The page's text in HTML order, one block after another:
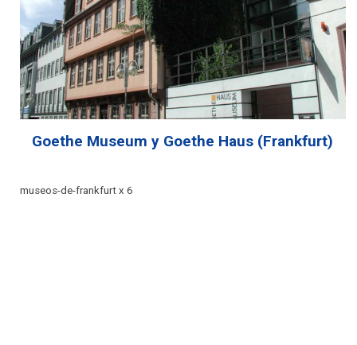
Goethe Museum y Goethe Haus (Frankfurt)
museos-de-frankfurt x 6